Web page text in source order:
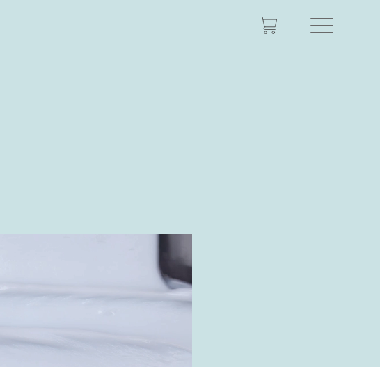
skincare series